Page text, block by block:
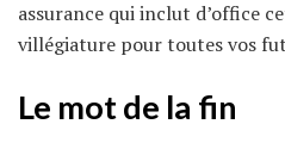
assurance qui inclut d’office
villégiature pour toutes vos
Le mot de la fin